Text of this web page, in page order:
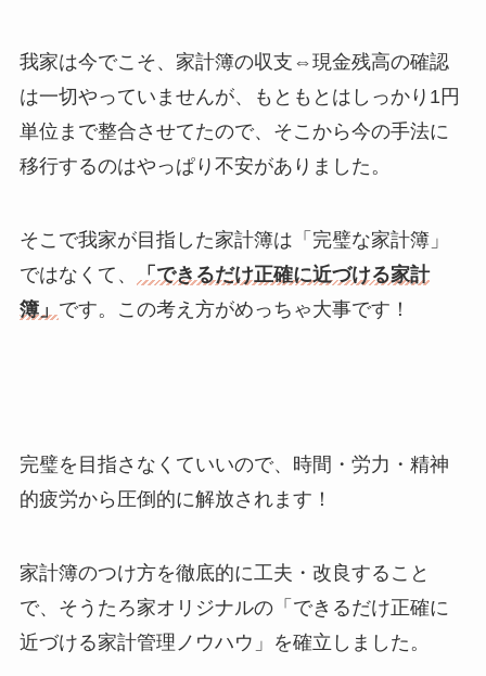
我家は今でこそ、家計簿の収支⇔現金残高の確認
は一切やっていませんが、もともとはしっかり1円
単位まで整合させてたので、そこから今の手法に
移行するのはやっぱり不安がありました。
そこで我家が目指した家計簿は「完璧な家計簿」
ではなくて、
「できるだけ正確に近づける家計
簿」 です。この考え方がめっちゃ大事です！
完璧を目指さなくていいので、時間・労力・精神
的疲労から圧倒的に解放されます！
家計簿のつけ方を徹底的に工夫・改良すること
で、そうたろ家オリジナルの「できるだけ正確に
近づける家計管理ノウハウ」を確立しました。